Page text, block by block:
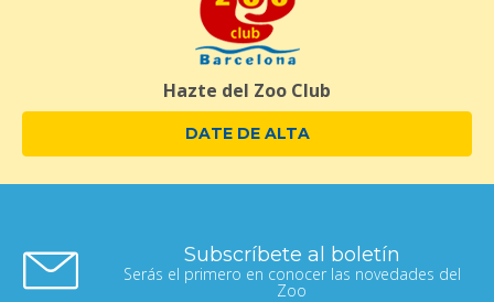
Hazte del Zoo Club
DATE DE ALTA
Subscríbete al boletín
Serás el primero en conocer las novedades del
Zoo